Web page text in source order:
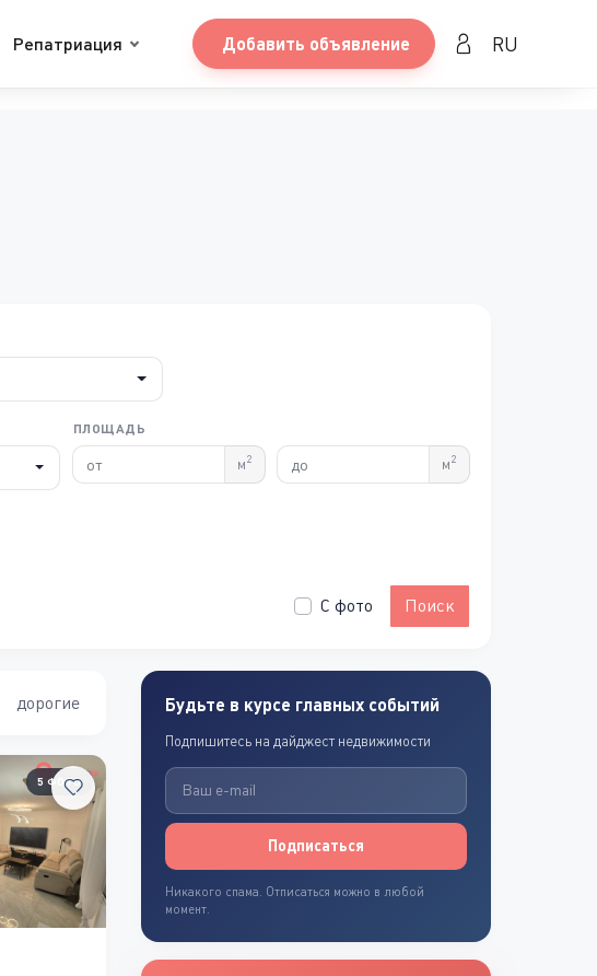
Репатриация Добавить объявление RU
ПЛОЩАДЬ
м2 м2
С фото Поиск
дорогие
5 ФОТО
Будьте в курсе главных событий
Подпишитесь на дайджест недвижимости
Подписаться
Никакого спама. Отписаться можно в любой
момент.